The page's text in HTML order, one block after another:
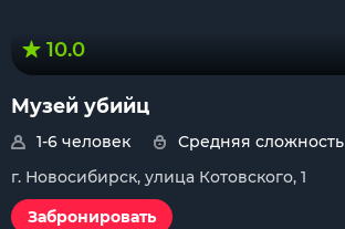
10.0
Музей убийц
1-6 человек
Средняя сложность
г. Новосибирск, улица Котовского, 1
Забронировать